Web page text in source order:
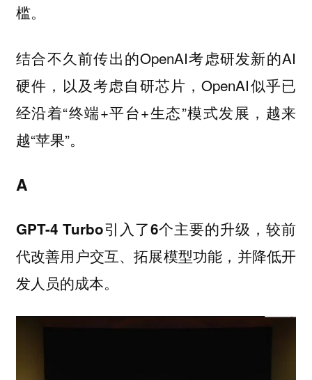
槛。
结合不久前传出的OpenAI考虑研发新的AI
硬件，以及考虑自研芯片，OpenAI似乎已
经沿着“终端+平台+生态”模式发展，越来
越“苹果”。
A
GPT-4 Turbo引入了6个主要的升级，较前
代改善用户交互、拓展模型功能，并降低开
发人员的成本。